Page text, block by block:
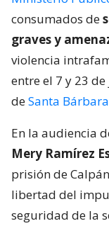
consumados de
graves y
violencia
entre el 7 y 23
deSanta Bárbara
En la audiencia
Mery Ramírez
prisión de
libertad del
seguridad de la